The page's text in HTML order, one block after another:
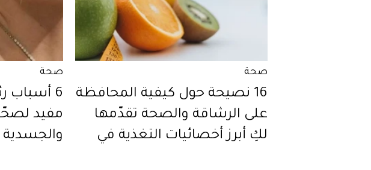
صحة
16 نصيحة حول كيفية المحافظة
على الرشاقة والصحة تقدّمها
لكِ أبرز أخصائيات التغذية في
صحة
6 أسباب
مفيد
والجسدية